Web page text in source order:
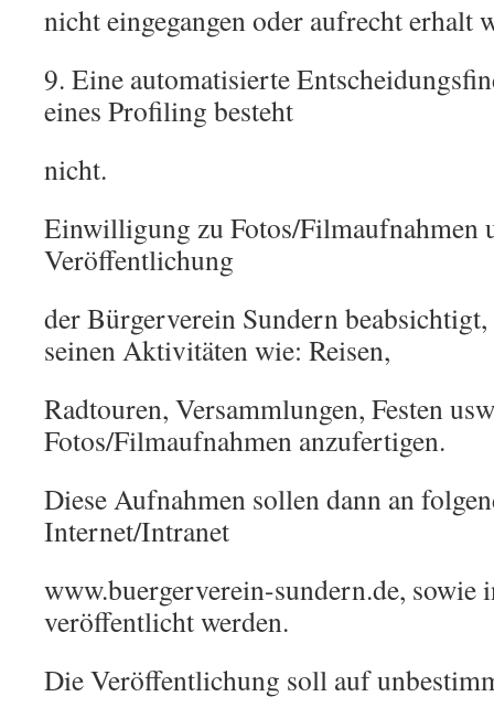
nicht eingegangen oder aufrecht erhalt
9. Eine automatisierte
eines Profiling besteht
nicht.
Einwilligung zu Fotos/Filmaufnahmen
Veröffentlichung
der Bürgerverein Sundern
seinen Aktivitäten wie: Reisen,
Radtouren, Versammlungen, Festen
Fotos/Filmaufnahmen anzufertigen.
Diese Aufnahmen sollen dann an
Internet/Intranet
www.buergerverein-sundern.de, sowie
veröffentlicht werden.
Die Veröffentlichung soll auf